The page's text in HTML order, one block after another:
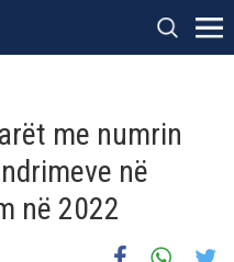
me numrin
në
në 2022